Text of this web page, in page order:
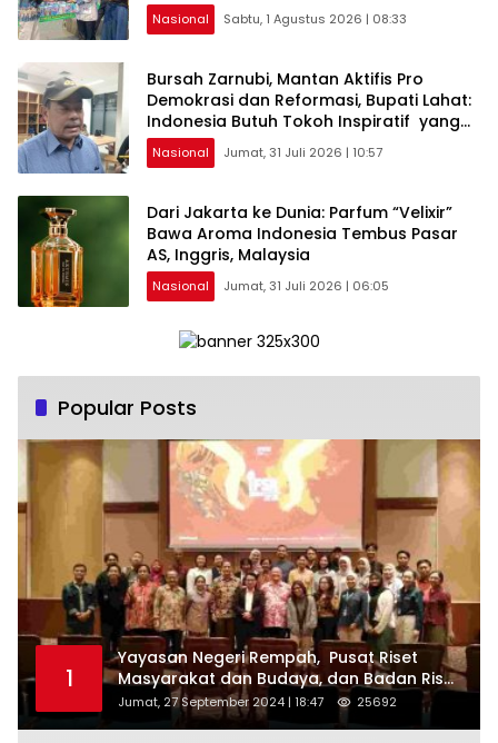
Nasional Sabtu, 1 Agustus 2026 | 08:33
Bursah Zarnubi, Mantan Aktifis Pro
Demokrasi dan Reformasi, Bupati Lahat:
Indonesia Butuh Tokoh Inspiratif yang
Konsisten Memperjuangkan Demokrasi,
Keadilan, dan Nilai-nilai Kemanusiaan
Sastra.
Nasional Jumat, 31 Juli 2026 | 10:57
Dari Jakarta ke Dunia: Parfum “Velixir”
Bawa Aroma Indonesia Tembus Pasar
AS, Inggris, Malaysia
Nasional Jumat, 31 Juli 2026 | 06:05
Popular Posts
1
Yayasan Negeri Rempah, Pusat Riset
Masyarakat dan Budaya, dan Badan Riset
dan Inovasi Nasional ( BRIN ) Sukses
Gelar International Forum on Spice
Jumat, 27 September 2024 | 18:47 25692